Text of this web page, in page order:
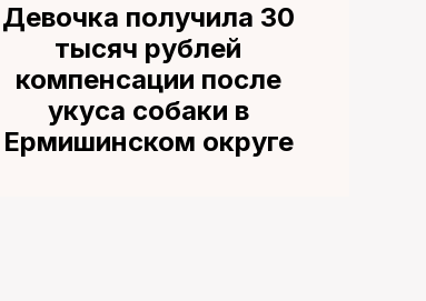
Девочка получила 30
тысяч рублей
компенсации после
укуса собаки в
Ермишинском округе